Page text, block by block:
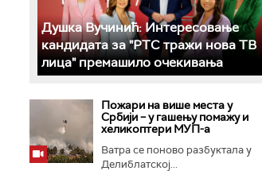
Душка Вучинић: Интересовање
кандидата за "РТС тражи нова ТВ
лица" премашило очекивања
Пожари на више места у
Србији – у гашењу помажу и
хеликоптери МУП-а
Ватра се поново разбуктала у
Делиблатској...